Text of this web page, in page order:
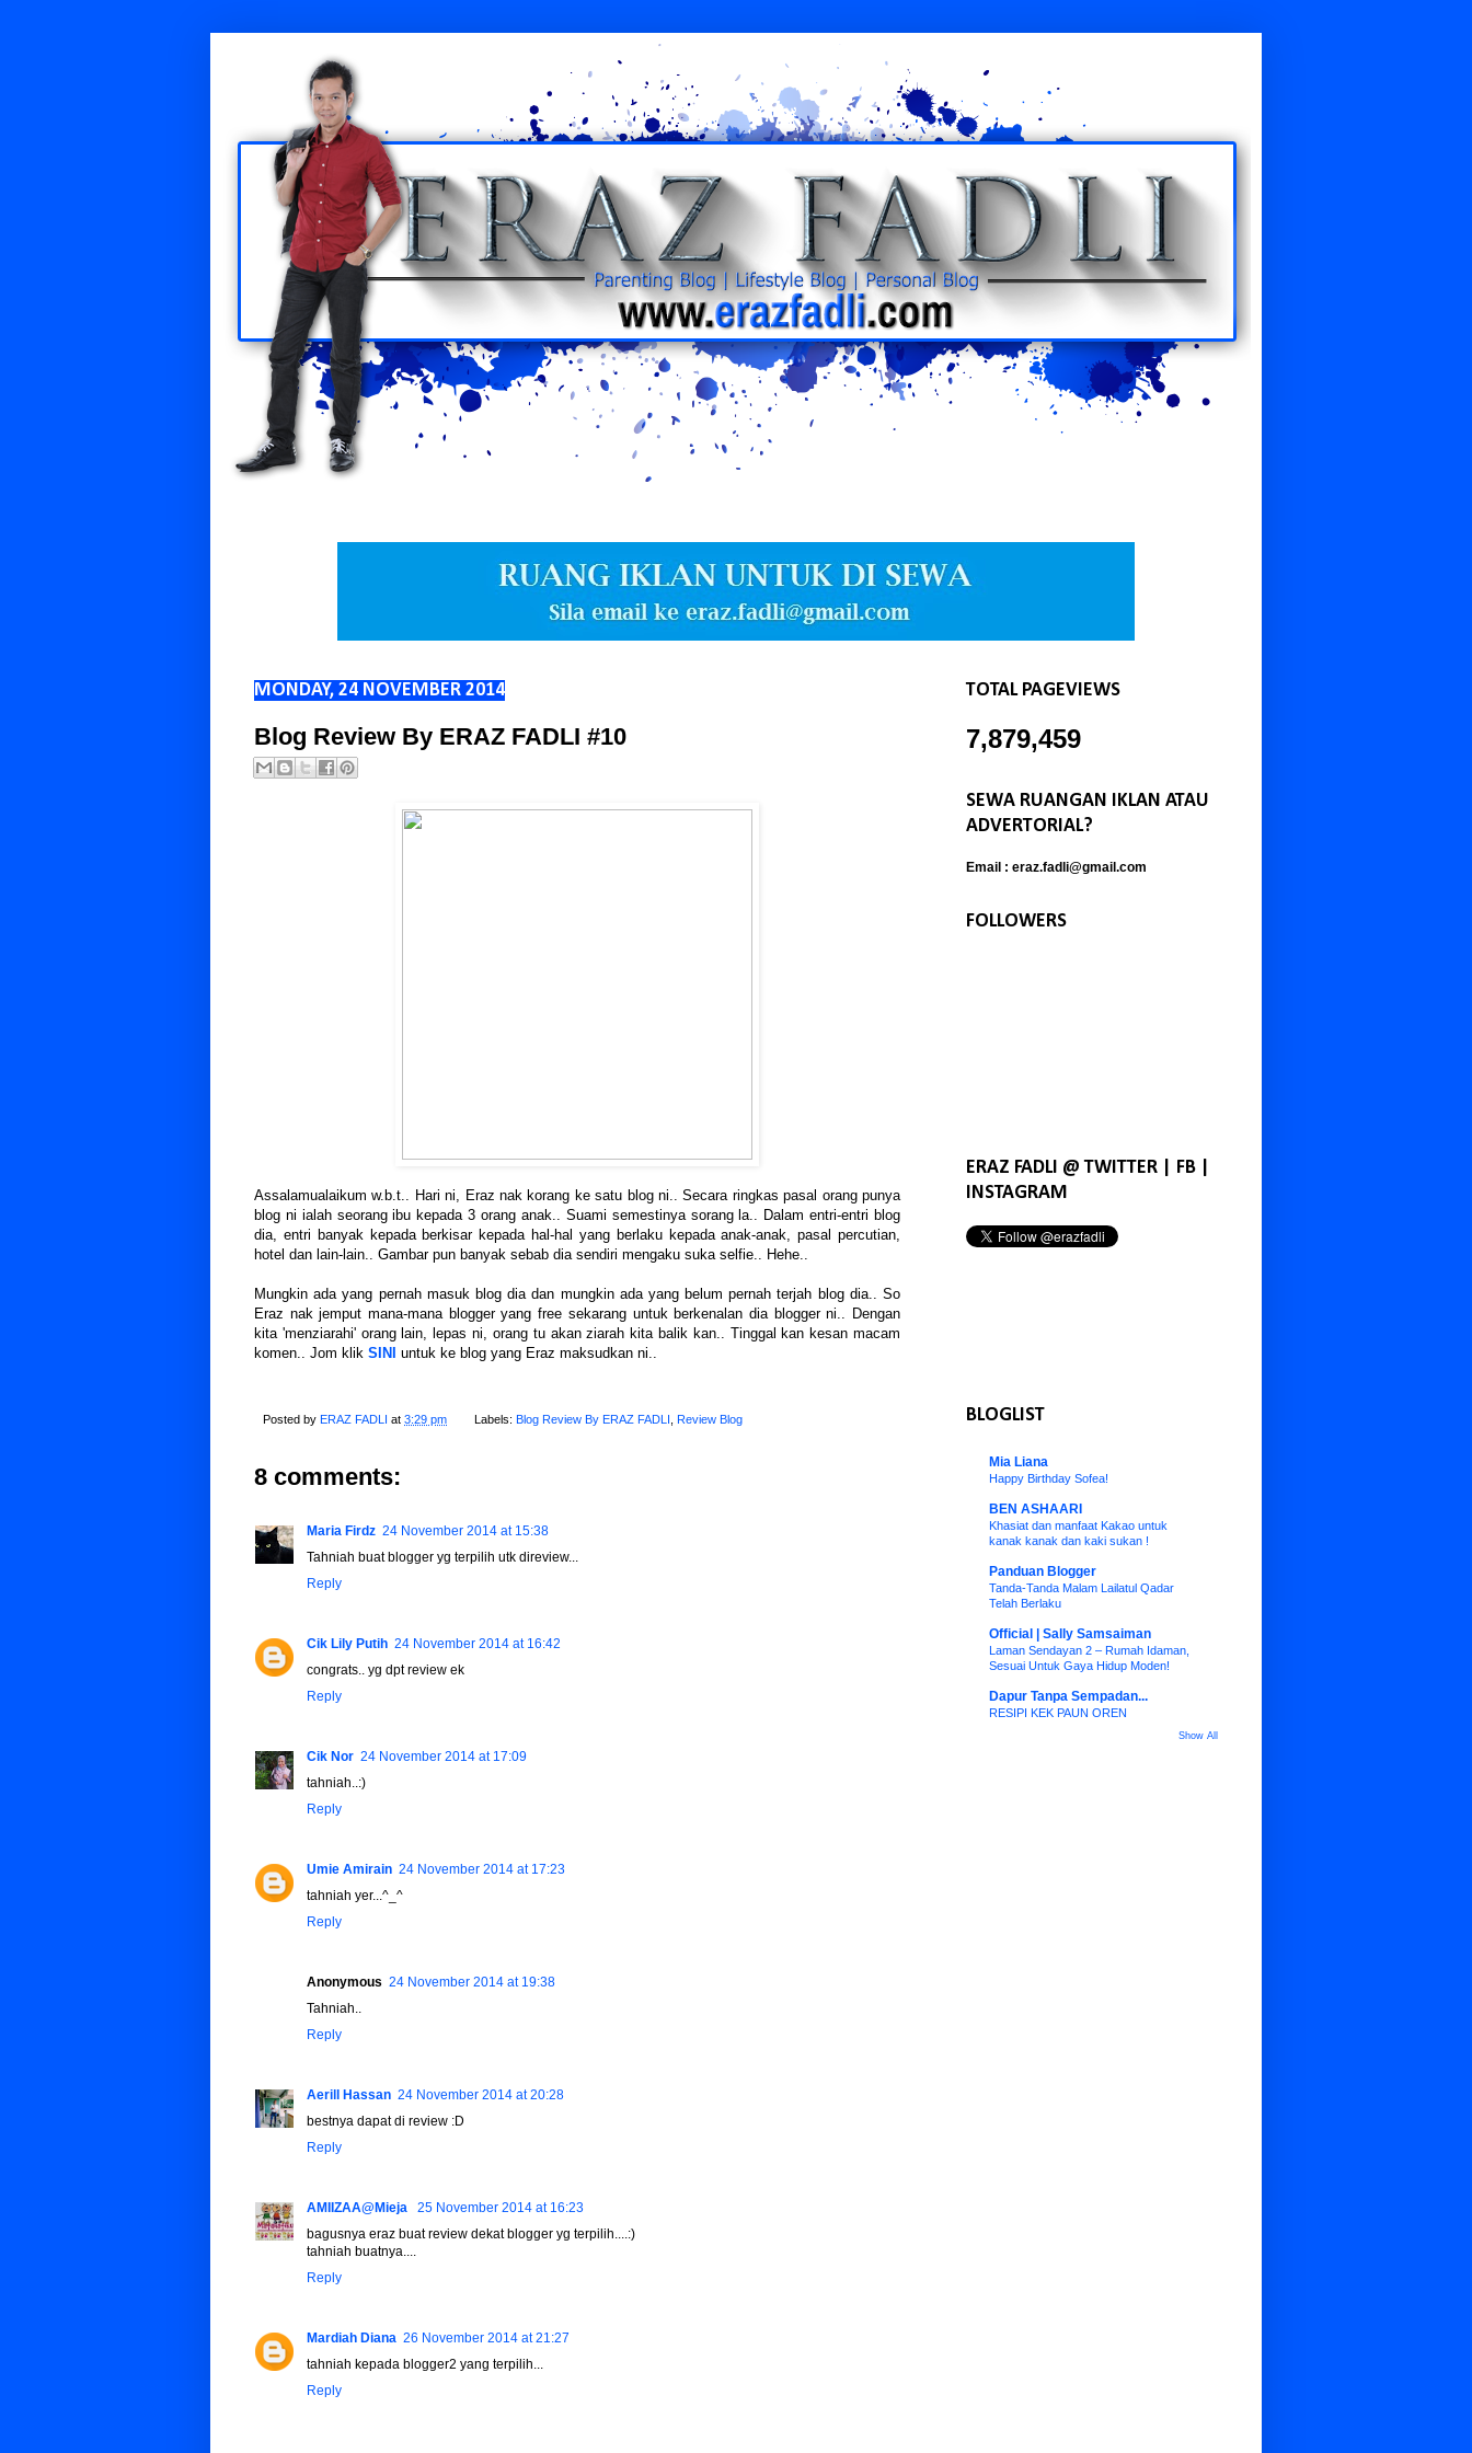
MONDAY, 24 NOVEMBER 2014
Blog Review By ERAZ FADLI #10
Assalamualaikum w.b.t.. Hari ni, Eraz nak korang ke satu blog ni.. Secara ringkas pasal orang punya
blog ni ialah seorang ibu kepada 3 orang anak.. Suami semestinya sorang la.. Dalam entri-entri blog
dia, entri banyak kepada berkisar kepada hal-hal yang berlaku kepada anak-anak, pasal percutian,
hotel dan lain-lain.. Gambar pun banyak sebab dia sendiri mengaku suka selfie.. Hehe..
Mungkin ada yang pernah masuk blog dia dan mungkin ada yang belum pernah terjah blog dia.. So
Eraz nak jemput mana-mana blogger yang free sekarang untuk berkenalan dia blogger ni.. Dengan
kita 'menziarahi' orang lain, lepas ni, orang tu akan ziarah kita balik kan.. Tinggal kan kesan macam
komen.. Jom klik SINI untuk ke blog yang Eraz maksudkan ni..
Posted by ERAZ FADLI at 3:29 pm Labels: Blog Review By ERAZ FADLI Review Blog
8 comments:
Maria Firdz 24 November 2014 at 15:38
Tahniah buat blogger yg terpilih utk direview...
Reply
Cik Lily Putih 24 November 2014 at 16:42
congrats.. yg dpt review ek
Reply
Cik Nor 24 November 2014 at 17:09
tahniah..:)
Reply
Umie Amirain 24 November 2014 at 17:23
tahniah yer...^_^
Reply
Anonymous 24 November 2014 at 19:38
Tahniah..
Reply
Aerill Hassan 24 November 2014 at 20:28
bestnya dapat di review :D
Reply
AMIIZAA@Mieja
25 November 2014 at 16:23
bagusnya eraz buat review dekat blogger yg terpilih....:)
tahniah buatnya....
Reply
Mardiah Diana 26 November 2014 at 21:27
tahniah kepada blogger2 yang terpilih...
Reply
TOTAL PAGEVIEWS
7,879,459
SEWA RUANGAN IKLAN ATAU
ADVERTORIAL?
Email : eraz.fadli@gmail.com
FOLLOWERS
ERAZ FADLI @ TWITTER | FB |
INSTAGRAM
BLOGLIST
Mia Liana
Happy Birthday Sofea!
BEN ASHAARI
Khasiat dan manfaat Kakao untuk
kanak kanak dan kaki sukan !
Panduan Blogger
Tanda-Tanda Malam Lailatul Qadar
Telah Berlaku
Official | Sally Samsaiman
Laman Sendayan 2 – Rumah Idaman,
Sesuai Untuk Gaya Hidup Moden!
Dapur Tanpa Sempadan...
RESIPI KEK PAUN OREN
Show All